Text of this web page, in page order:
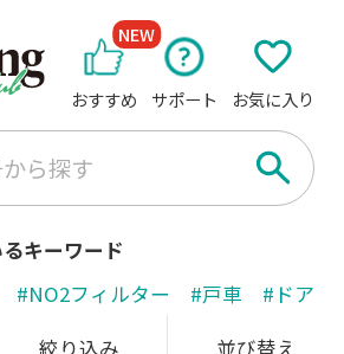
おすすめ
NEW
サポート お気に入り
キーワード
#NO2フィルター #戸車
#ドアノ
絞り込み 並び替え